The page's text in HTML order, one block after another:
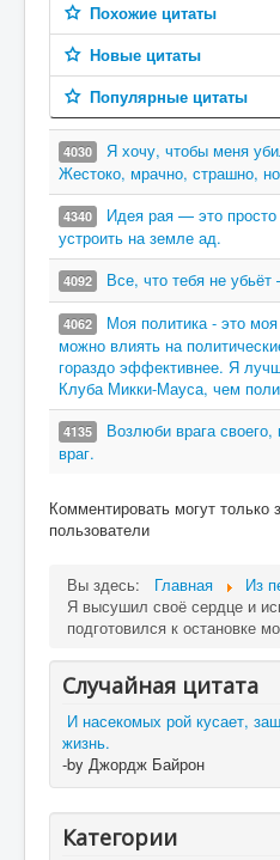
Похожие цитаты
Новые цитаты
Популярные цитаты
4030
Я хочу, чтобы меня
Жестоко, мрачно, страшно,
4340
Идея рая — это просто
устроить на земле ад.
4092 Все, что тебя не
4062
Моя политика - это
можно влиять на
гораздо эффективнее. Я
Клуба Микки-Мауса, чем
4135
Возлюби врага
враг.
Комментировать могут только
пользователи
Вы здесь: Главная
Из
Я высушил своё сердце и
подготовился к остановке
Случайная цитата
И насекомых рой кусает,
жизнь.
-by Джордж Байрон
Категории